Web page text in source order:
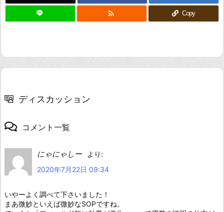
 Copy
ディスカッション
コメント一覧
にゃにゃしー
より:
2020年7月22日 09:34
いやーよく調べて下さいました！
まあ微妙といえば微妙なSOPですね。